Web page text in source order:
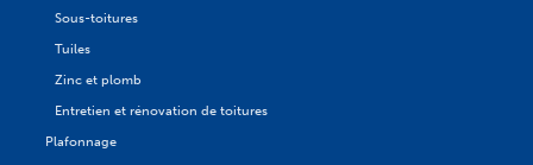
Sous-toitures
Tuiles
Zinc et plomb
Entretien et rénovation de toitures
Plafonnage